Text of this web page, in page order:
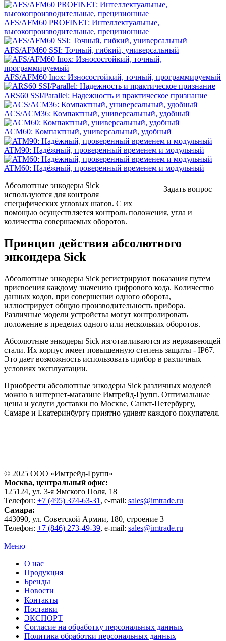
AFS/AFM60 PROFINET: Интеллектуальные,
высокопроизводительные, прецизионные
AFS/AFM60 SSI: Точный, гибкий, универсальный
AFS/AFM60 Inox: Износостойкий, точный, программируемый
ARS60 SSI/Parallel: Надежность и практическое признание
ACS/ACM36: Компактный, универсальный, удобный
ACM60: Компактный, универсальный, удобный
ATM90: Надёжный, проверенный временем и модульный
ATM60: Надёжный, проверенный временем и модульный
Задать вопрос
Абсолютные энкодеры Sick
используются для контроля
специфических угловых шагов. С их
помощью осуществляется контроль положения, угла и
количества совершаемых оборотов.
Принцип действия абсолютного
энкондера Sick
Абсолютные энкодеры Sick регистрируют показания путем
присвоения каждому значению цифрового кода. Количество
данных кодов, при совершении одного оборота,
иллюстрирует общую производительность прибора.
Различные модели устройства могут контролировать
положение в пределах одного или нескольких оборотов.
Абсолютные энкодеры Sick изготавливаются из нержавеющей
стали. Их корпус имеет повышенную степень защиты - IP67.
Это дает возможность использовать прибор в различных
условиях эксплуатации.
Приобрести абсолютные энкодеры Sick различных моделей
можно в интернет-магазине Имтрейд-Групп. Оптимальные
цены и услуги доставки по Москве, Санкт-Петербургу,
Самаре и Екатеринбургу приятно удивят каждого покупателя.
© 2025 ООО «Имтрейд-Групп»
Москва, центральный офис:
125124, ул. 3-я Ямского Поля, 18
Телефон: +7 (495) 374-63-31 , e-mail: sales@imtrade.ru
Самара:
443090, ул. Советской Армии, 180, строение 3
Телефон: +7 (846) 273-49-39, e-mail: sales@imtrade.ru
Меню
О нас
Продукция
Бренды
Новости
Контакты
Поставки
ЭКСПОРТ
Согласие на обработку персональных данных
Политика обработки персональных данных